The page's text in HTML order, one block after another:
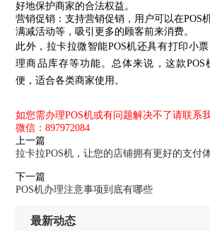
好地保护商家的合法权益。
营销促销：支持营销促销，用户可以在POS
满减活动等，吸引更多的顾客前来消费。
此外，拉卡拉微智能POS机还具有打印小
理商品库存等功能。总体来说，这款
便，适合各类商家使用。
如您需办理POS机或有问题解决不了请联系
微信：897972084
上一篇
拉卡拉POS机，让您的店铺拥有更好的支付
下一篇
POS机办理注意事项到底有哪些
最新动态